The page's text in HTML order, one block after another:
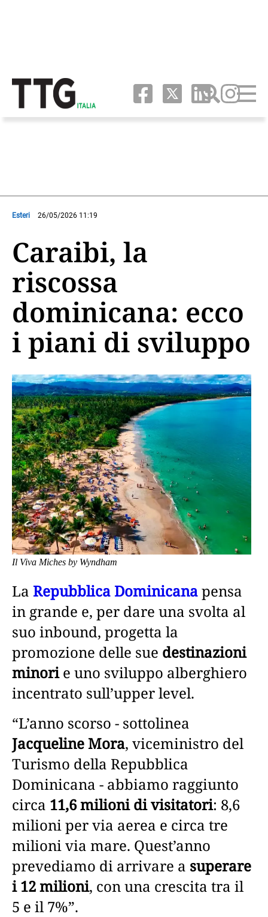
Esteri 26/05/2026 11:19
Caraibi, la
riscossa
dominicana: ecco
i piani di sviluppo
Il Viva Miches by Wyndham
La Repubblica Dominicanapensa
in grande e, per dare una svolta al
suo inbound, progetta la
promozione delle sue destinazioni
minorie uno sviluppo alberghiero
incentrato sull’upper level.
“L’anno scorso - sottolinea
Jacqueline Mora, viceministro del
Turismo della Repubblica
Dominicana - abbiamo raggiunto
circa 11,6 milioni di visitatori: 8,6
milioni per via aerea e circa tre
milioni via mare. Quest’anno
prevediamo di arrivare a superare
i 12 milioni, con una crescita tra il
5 e il 7%”.